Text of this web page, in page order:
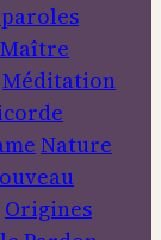
Maître
Méditation
Nature
Origines